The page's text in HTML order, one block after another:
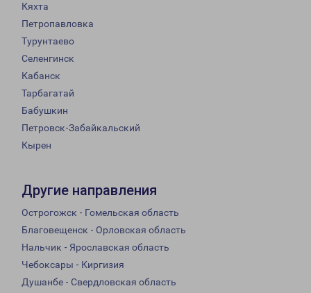
Кяхта
Петропавловка
Турунтаево
Селенгинск
Кабанск
Тарбагатай
Бабушкин
Петровск-Забайкальский
Кырен
Другие направления
Острогожск - Гомельская область
Благовещенск - Орловская область
Нальчик - Ярославская область
Чебоксары - Киргизия
Душанбе - Свердловская область